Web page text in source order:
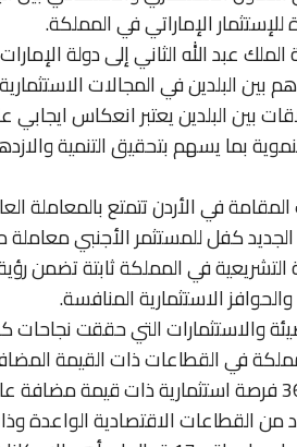
الإماراتي في المملكة.
عبد الله الثاني إلى دولة الإمارات
البلدين في المجالات الاستثمارية
بين البلدين يعتبر انعكاس ايجابي
بما يسهم بتحقيق التنمية
في الأردن تتمتع بالمعاملة
الجديد كفل للمستثمر الأجنبي معاملة
التشريعية في المملكة ثابتة تضمن
الاستثمارية المنافسة.
والاستثمارات التي حققت نجاحات
في القطاعات ذات القيمة
الفرص الاستثمارية المتاحة وعددها 36 فرصة استثمارية ذات
الى عدد من القطاعات الاقتصادية الواعدة